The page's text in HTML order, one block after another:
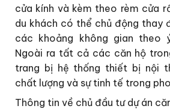
cửa kính và kèm theo rèm cửa
du khách có thể chủ động thay
các khoảng không gian theo
Ngoài ra tất cả các căn hộ
trang bị hệ thống thiết bị nội
chất lượng và sự tinh tế trong
Thông tin về chủ đầu tư dự án